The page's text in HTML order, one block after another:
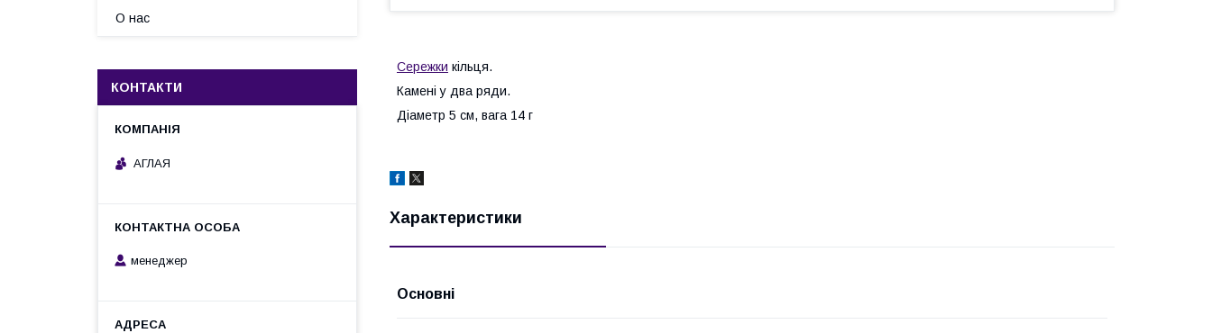
Сережки кільця.
Камені у два ряди.
Діаметр 5 см, вага 14 г
Характеристики
Основні
О нас
КОНТАКТИ
АГЛАЯ
менеджер